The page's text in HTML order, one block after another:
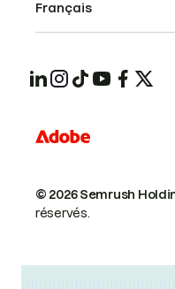
© 2026 Semrush
réservés.
Français